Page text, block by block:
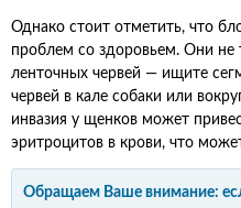
Однако стоит отметить, что
проблем со здоровьем. Они не
ленточных червей — ищите
червей в кале собаки или
инвазия у щенков может
эритроцитов в крови, что
Обращаем Ваше внимание: